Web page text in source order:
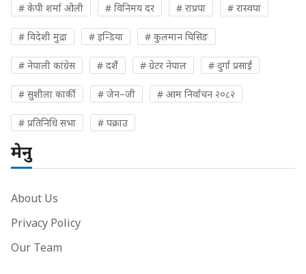
# केपी शर्मा ओली # विनिमय दर # राप्रपा # रास्वपा
# विदेशी मुद्रा # इन्डिया # कुलमान घिसिङ
# नेपाली कांग्रेस # दशैं # ग्रेटर नेपाल # दुर्गा प्रसाईं
# सुशीला कार्की # जेन–जी # आम निर्वाचन २०८२
# प्रतिनिधि सभा # पक्राउ
मेनु
About Us
Privacy Policy
Our Team